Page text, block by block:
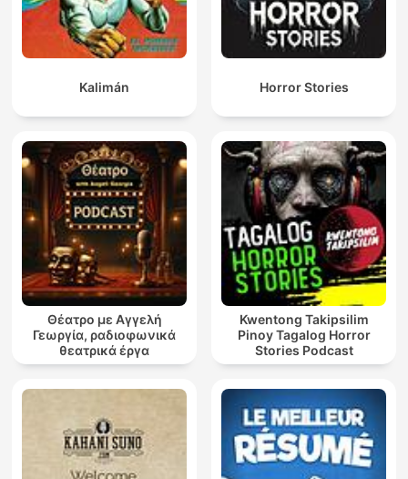
Kalimán Horror Stories
Θέατρο με Αγγελή
Γεωργία, ραδιοφωνικά
θεατρικά έργα
Kwentong Takipsilim
Pinoy Tagalog Horror
Stories Podcast